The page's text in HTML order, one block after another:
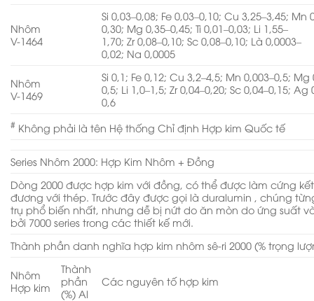
Nhôm
V-1464
Si 0,03–0,08; Fe 0,03–0,10; Cu 3,25–3,45; Mn
0,30; Mg 0,35–0,45; Ti 0,01–0,03; Li 1,55–
1,70; Zr 0,08–0,10; Sc 0,08–0,10; Là 0,0003–
0,02; Na 0,0005
Nhôm
V-1469
Si 0,1; Fe 0,12; Cu 3,2–4,5; Mn 0,003–0,5; Mg
0,5; Li 1,0–1,5; Zr 0,04–0,20; Sc 0,04–0,15; Ag
0,6
# Không phải là tên Hệ thống Chỉ định Hợp kim Quốc tế
Series Nhôm 2000: Hợp Kim Nhôm + Đồng
Dòng 2000 được hợp kim với đồng, có thể được làm cứng
đương với thép. Trước đây được gọi là duralumin , chúng
trụ phổ biến nhất, nhưng dễ bị nứt do ăn mòn do ứng suất
bởi 7000 series trong các thiết kế mới.
Thành phần danh nghĩa hợp kim nhôm sê-ri 2000 (% trọng
Nhôm
Hợp kim
Thành
phần
(%) Al
Các nguyên tố hợp kim